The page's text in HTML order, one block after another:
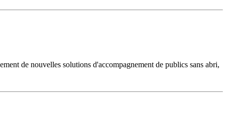
de nouvelles solutions d'accompagnement de publics sans abri,